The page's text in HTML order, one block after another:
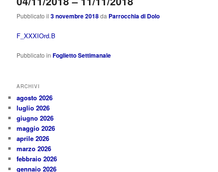
Pubblicato il3 novembre 2018da Parrocchia di Dolo
F_XXXIOrd.B
Pubblicato in Foglietto Settimanale
ARCHIVI
agosto 2026
luglio 2026
giugno 2026
maggio 2026
aprile 2026
marzo 2026
febbraio 2026
gennaio 2026